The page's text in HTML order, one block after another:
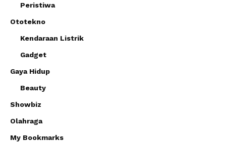
Peristiwa
Ototekno
Kendaraan Listrik
Gadget
Gaya Hidup
Beauty
Showbiz
Olahraga
My Bookmarks